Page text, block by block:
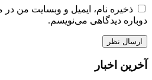
ذخیره نام، ایمیل و وبسایت من
دوباره دیدگاهی می‌نویسم.
آخرین اخبار